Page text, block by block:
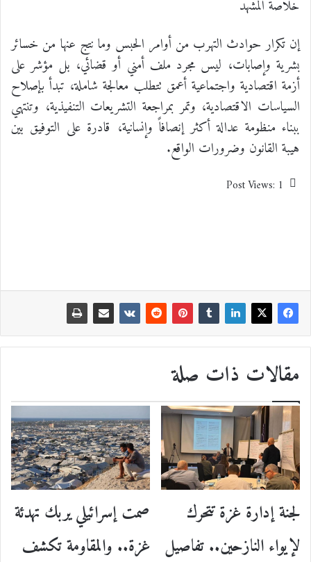
خلاصة المشهد
إن تكرار حوادث التهرب من أوامر الحبس وما نتج عنها من خسائر
بشرية وإصابات، ليس مجرد ملف أمني أو قضائي، بل مؤشر على
أزمة اقتصادية واجتماعية أعمق تتطلب معالجة شاملة، تبدأ بإصلاح
السياسات الاقتصادية، وتمر بمراجعة التشريعات التنفيذية، وتنتهي
ببناء منظومة عدالة أكثر إنصافاً وإنسانية، قادرة على التوفيق بين
هيبة القانون وضرورات الواقع.
Post Views: 1
مقالات ذات صلة
لجنة إدارة غزة تتحرك
لإيواء النازحين.. تفاصيل
صمت إسرائيلي يربك تهدئة
غزة.. والمقاومة تكشف